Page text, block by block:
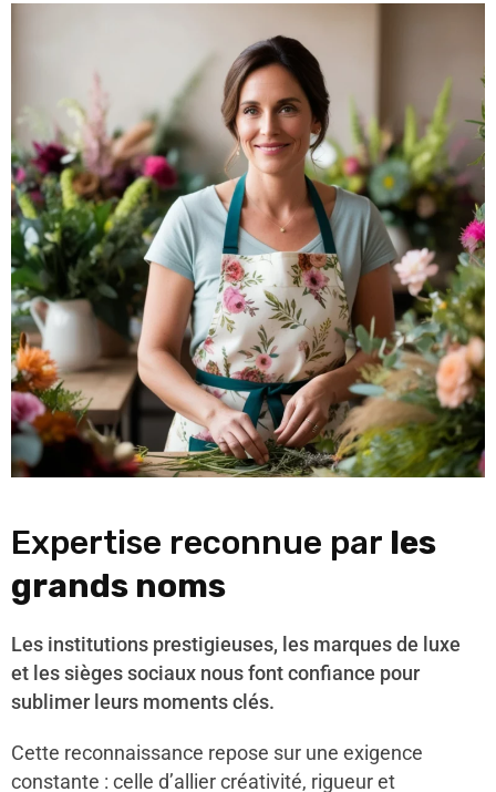
Expertise reconnue par les
grands noms
Les institutions prestigieuses, les marques de luxe
et les sièges sociaux nous font confiance pour
sublimer leurs moments clés.
Cette reconnaissance repose sur une exigence
constante : celle d’allier créativité, rigueur et